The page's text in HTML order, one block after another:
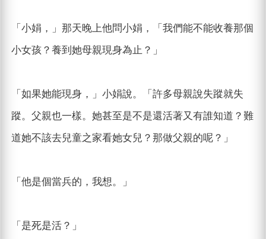
「小娟，」那天晚上他問小娟，「我們能不能收養那個
小女孩？養到她母親現身為止？」
「如果她能現身，」小娟說。「許多母親說失蹤就失
蹤。父親也一樣。她甚至是不是還活著又有誰知道？難
道她不該去兒童之家看她女兒？那做父親的呢？」
「他是個當兵的，我想。」
「是死是活？」